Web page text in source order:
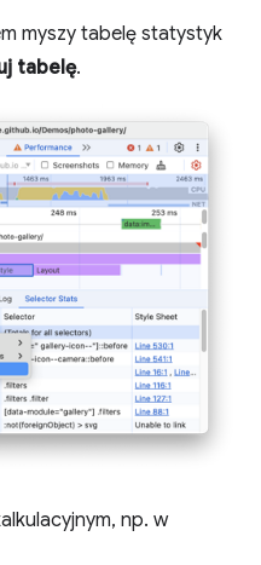
myszy tabelę statystyk
tabelę.
np. w